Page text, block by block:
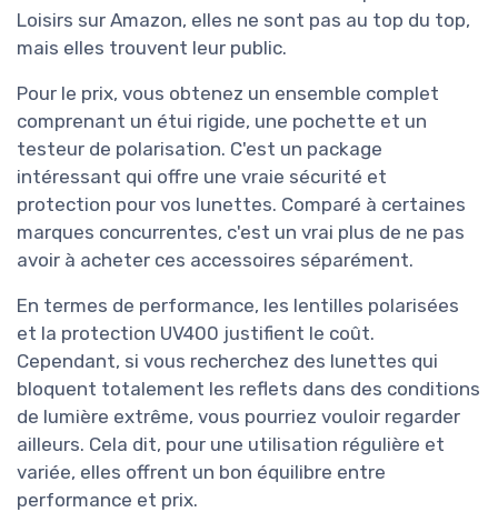
Loisirs sur Amazon, elles ne sont pas au top du top,
mais elles trouvent leur public.
Pour le prix, vous obtenez un ensemble complet
comprenant un étui rigide, une pochette et un
testeur de polarisation. C'est un package
intéressant qui offre une vraie sécurité et
protection pour vos lunettes. Comparé à certaines
marques concurrentes, c'est un vrai plus de ne pas
avoir à acheter ces accessoires séparément.
En termes de performance, les lentilles polarisées
et la protection UV400 justifient le coût.
Cependant, si vous recherchez des lunettes qui
bloquent totalement les reflets dans des conditions
de lumière extrême, vous pourriez vouloir regarder
ailleurs. Cela dit, pour une utilisation régulière et
variée, elles offrent un bon équilibre entre
performance et prix.